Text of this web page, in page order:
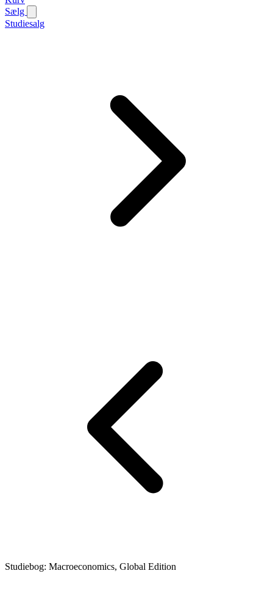
Sælg
Studiesalg
Studiebog: Macroeconomics, Global Edition